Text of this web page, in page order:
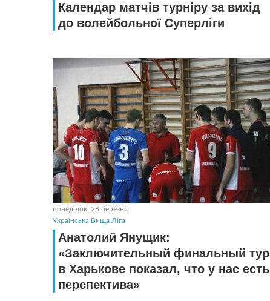
Календар матчів турніру за вихід
до волейбольної Суперліги
понеділок, 28 березня
Українська Вища Ліга
Анатолий Янущик:
«Заключительный финальный тур
в Харькове показал, что у нас есть
перспектива»